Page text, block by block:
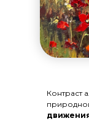
Контраст